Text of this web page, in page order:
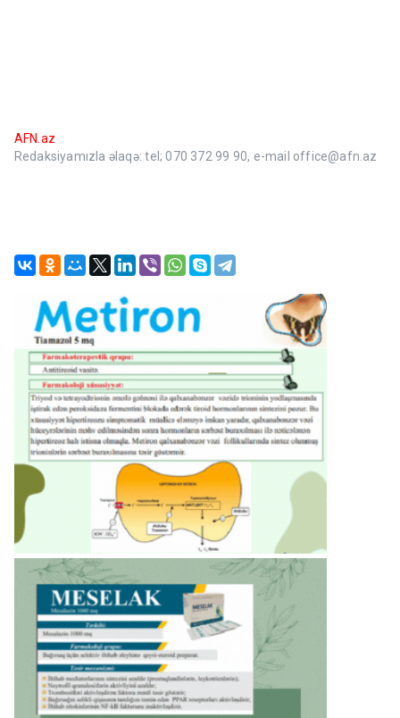
AFN.az
Redaksiyamızla əlaqə: tel; 070 372 99 90, e-mail office@afn.az